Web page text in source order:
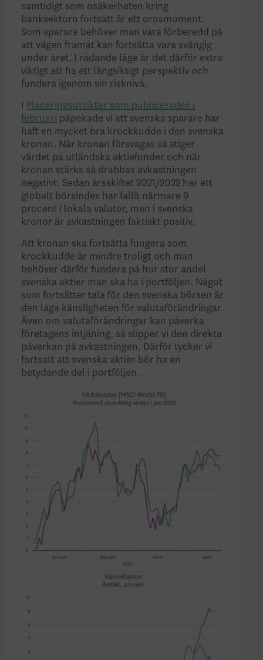
samtidigt som osäkerheten kring
banksektorn fortsatt är ett orosmoment.
Som sparare behöver man vara förberedd på
att vägen framåt kan fortsätta vara svängig
under året. I rådande läge är det därför extra
viktigt att ha ett långsiktigt perspektiv och
fundera igenom sin risknivå.
Placeringsutsikter som publicerades i
februari påpekade vi att svenska sparare har
haft en mycket bra krockkudde i den svenska
kronan. När kronan försvagas så stiger
värdet på utländska aktiefonder och när
kronan stärks så drabbas avkastningen
negativt. Sedan årsskiftet 2021/2022 har ett
globalt börsindex harfallit närmare 9
procent i lokala valutor, men i svenska
kronor är avkastningen faktiskt positiv.
Att kronan ska fortsätta fungera som
krockkudde är mindre troligt och man
behöver därför fundera på hur stor andel
svenska aktier man ska ha i portföljen. Något
som fortsätter tala för den svenska börsen är
den låga känsligheten för valutaförändringar.
Även om valutaförändringar kan påverka
företagens intjäning, så slipper vi den direkta
påverkan på avkastningen. Därför tycker vi
fortsatt att svenska aktier bör ha en
betydande del i portföljen.